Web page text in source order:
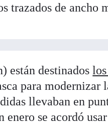
trazados de ancho
están destinados
para modernizar
llevaban en
se acordó